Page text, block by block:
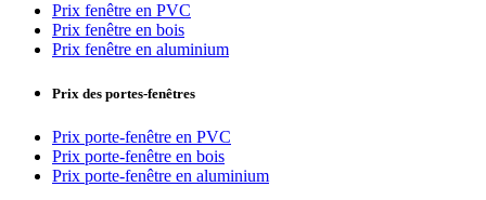
Prix fenêtre en PVC
Prix fenêtre en bois
Prix fenêtre en aluminium
Prix des portes-fenêtres
Prix porte-fenêtre en PVC
Prix porte-fenêtre en bois
Prix porte-fenêtre en aluminium